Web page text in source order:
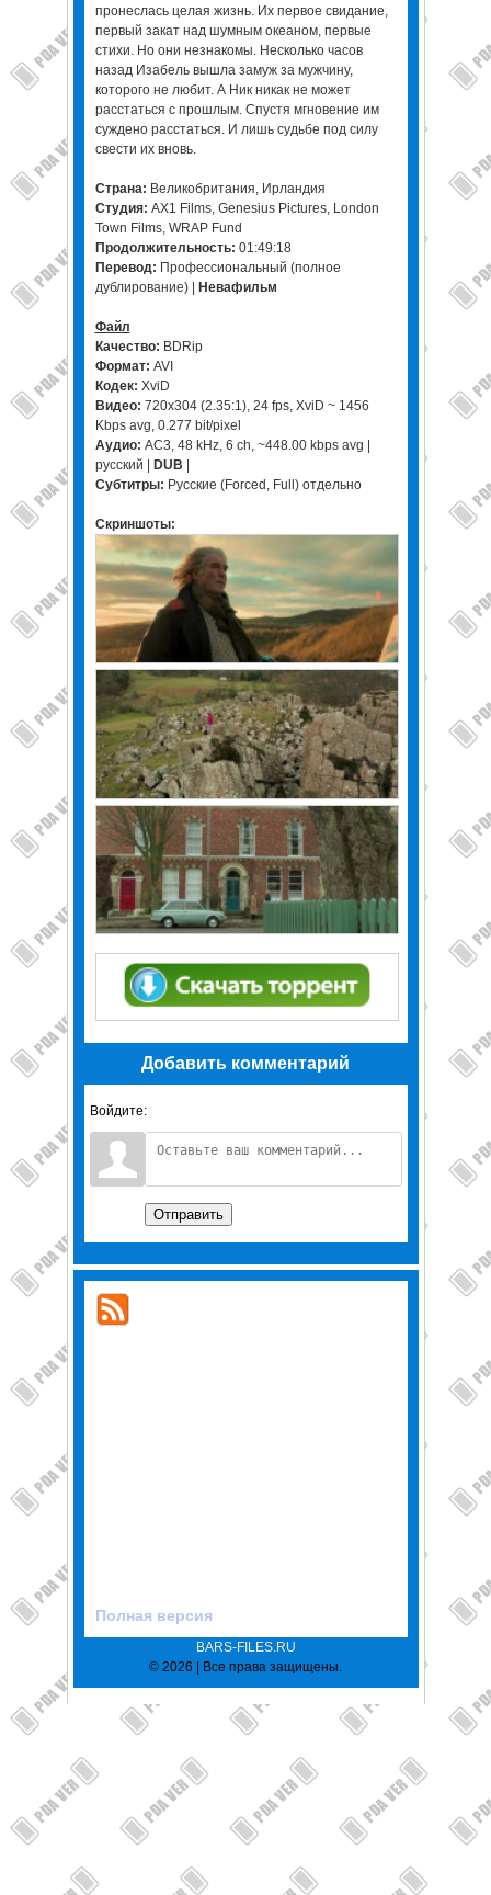
пронеслась целая жизнь. Их первое свидание,
первый закат над шумным океаном, первые
стихи. Но они незнакомы. Несколько часов
назад Изабель вышла замуж за мужчину,
которого не любит. А Ник никак не может
расстаться с прошлым. Спустя мгновение им
суждено расстаться. И лишь судьбе под силу
свести их вновь.
Страна: Великобритания, Ирландия
Студия: AX1 Films, Genesius Pictures, London
Town Films, WRAP Fund
Продолжительность: 01:49:18
Перевод: Профессиональный (полное
дублирование) |
Невафильм
Файл
Качество: BDRip
Формат: AVI
Кодек: XviD
Видео: 720x304 (2.35:1), 24 fps, XviD ~ 1456
Kbps avg, 0.277 bit/pixel
Аудио: AC3, 48 kHz, 6 ch, ~448.00 kbps avg |
русский |
DUB
Субтитры: Русские (Forced, Full) отдельно
Скриншоты:
Добавить комментарий
Войдите:
Отправить
Полная версия
BARS-FILES.RU
© 2026 | Все права защищены.